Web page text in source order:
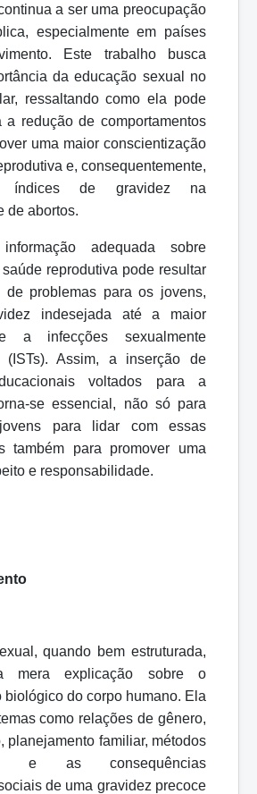
a ser uma preocupação
especialmente em países
Este trabalho busca
da educação sexual no
ressaltando como ela pode
a redução de comportamentos
uma maior conscientização
e, consequentemente,
índices de gravidez na
de abortos.
adequada sobre
reprodutiva pode resultar
de problemas para os jovens,
indesejada até a maior
a infecções sexualmente
(ISTs). Assim, a inserção de
voltados para a
se essencial, não só para
para lidar com essas
também para promover uma
e responsabilidade.
quando bem estruturada,
mera explicação sobre o
biológico do corpo humano. Ela
como relações de gênero,
planejamento familiar, métodos
e as consequências
de uma gravidez precoce